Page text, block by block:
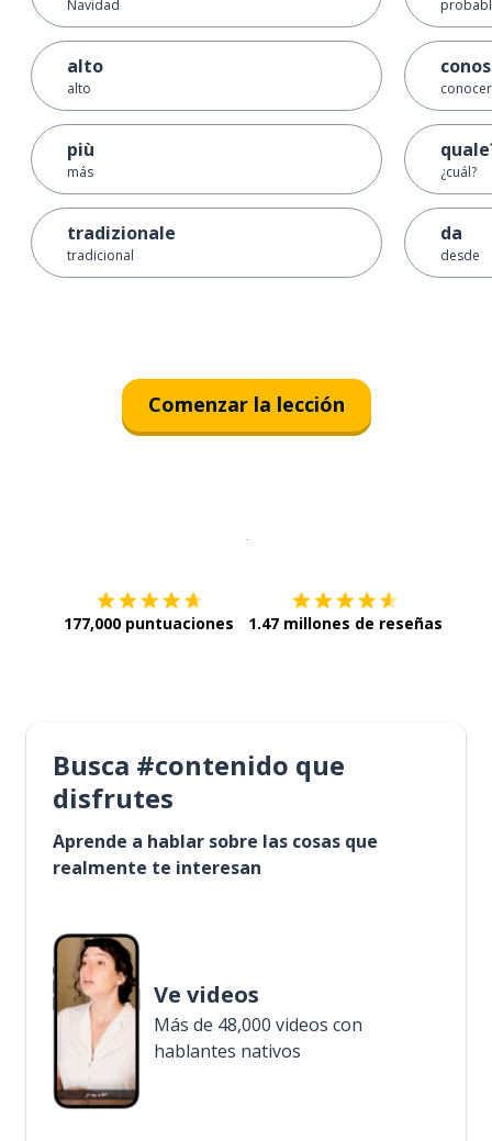
Navidad
alto
alto
più
más
tradizionale
tradicional
conocer
¿cuál?
da
desde
Comenzar la lección
177,000 puntuaciones 1.47 millones de reseñas
Busca #contenido que
disfrutes
Aprende a hablar sobre las cosas que
realmente te interesan
Ve videos
Más de 48,000 videos con
hablantes nativos